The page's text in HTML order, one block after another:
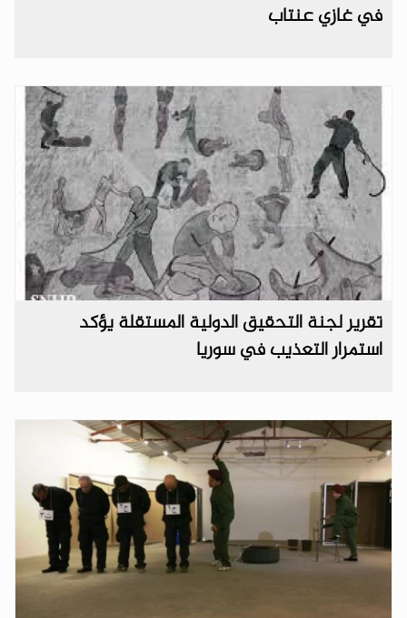
في غازي عنتاب
تقرير لجنة التحقيق الدولية المستقلة يؤكد
استمرار التعذيب في سوريا